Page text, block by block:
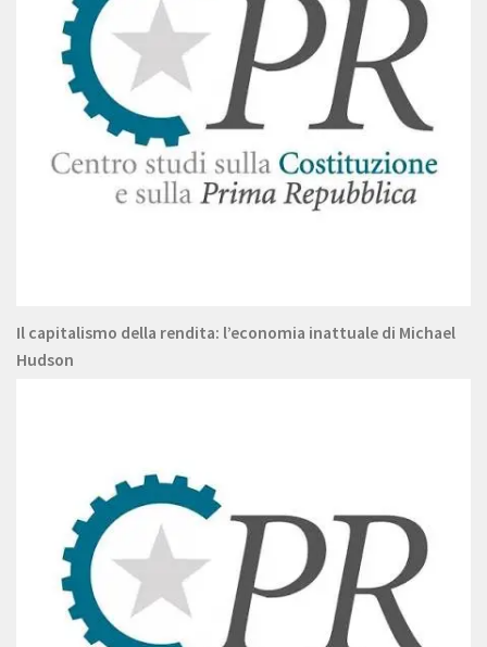
Il capitalismo della rendita: l’economia inattuale di Michael
Hudson